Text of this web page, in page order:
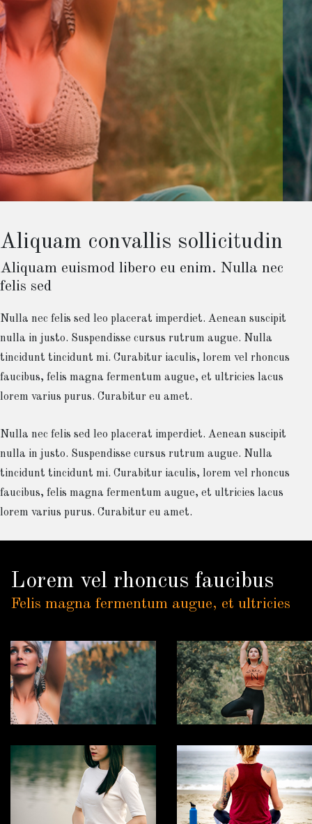
Aliquam convallis sollicitudin
Aliquam euismod libero eu enim. Nulla nec
felis sed
Nulla nec felis sed leo placerat imperdiet. Aenean suscipit
nulla in justo. Suspendisse cursus rutrum augue. Nulla
tincidunt tincidunt mi. Curabitur iaculis, lorem vel rhoncus
faucibus, felis magna fermentum augue, et ultricies lacus
lorem varius purus. Curabitur eu amet.
Nulla nec felis sed leo placerat imperdiet. Aenean suscipit
nulla in justo. Suspendisse cursus rutrum augue. Nulla
tincidunt tincidunt mi. Curabitur iaculis, lorem vel rhoncus
faucibus, felis magna fermentum augue, et ultricies lacus
lorem varius purus. Curabitur eu amet.
Lorem vel rhoncus faucibus
Felis magna fermentum augue, et ultricies